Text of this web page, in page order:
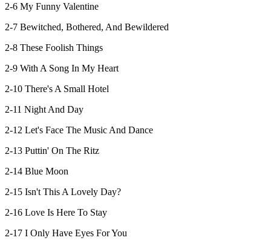
2-6 My Funny Valentine
2-7 Bewitched, Bothered, And Bewildered
2-8 These Foolish Things
2-9 With A Song In My Heart
2-10 There's A Small Hotel
2-11 Night And Day
2-12 Let's Face The Music And Dance
2-13 Puttin' On The Ritz
2-14 Blue Moon
2-15 Isn't This A Lovely Day?
2-16 Love Is Here To Stay
2-17 I Only Have Eyes For You